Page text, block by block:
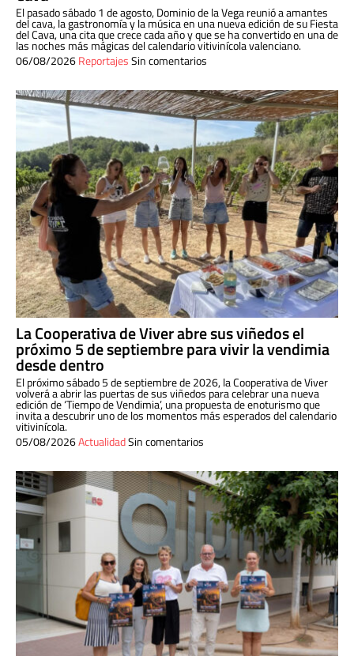
El pasado sábado 1 de agosto, Dominio de la Vega reunió a amantes
del cava, la gastronomía y la música en una nueva edición de su Fiesta
del Cava, una cita que crece cada año y que se ha convertido en una de
las noches más mágicas del calendario vitivinícola valenciano.
06/08/2026ReportajesSin comentarios
La Cooperativa de Viver abre sus viñedos el
próximo 5 de septiembre para vivir la vendimia
desde dentro
El próximo sábado 5 de septiembre de 2026, la Cooperativa de Viver
volverá a abrir las puertas de sus viñedos para celebrar una nueva
edición de ‘Tiempo de Vendimia’, una propuesta de enoturismo que
invita a descubrir uno de los momentos más esperados del calendario
vitivinícola.
05/08/2026ActualidadSin comentarios